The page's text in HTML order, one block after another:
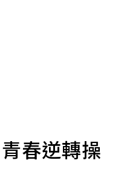
春逆轉操